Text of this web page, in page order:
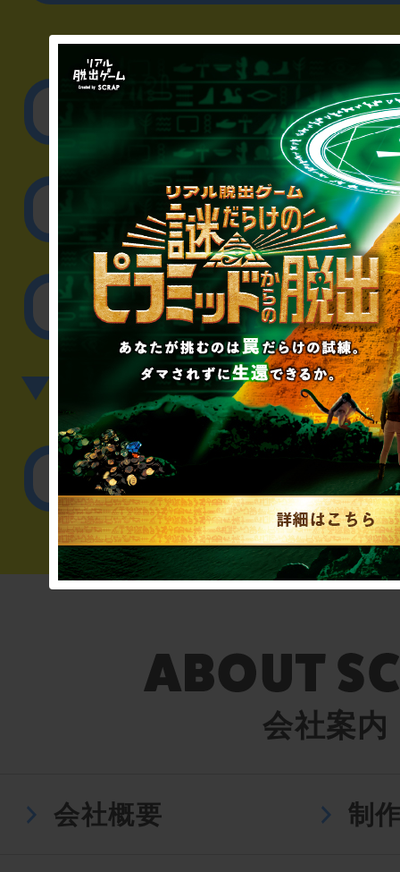
▼企業／法人の方
リアル脱出ゲーム制作
取材に関するお
その他のご相談／
▼英語、中国語でのお問
English／
会社案内
会社概要 制